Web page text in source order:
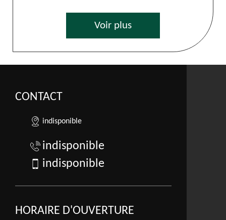
Voir plus
CONTACT
indisponible
indisponible
indisponible
HORAIRE D'OUVERTURE